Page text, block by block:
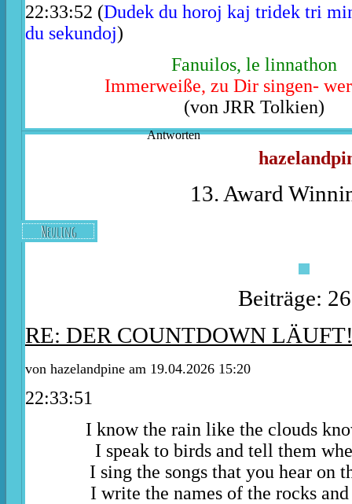
22:33:52 (Dudek du horoj kaj tridek tri
du sekundoj)
Fanuilos, le linnathon
Immerweiße, zu Dir singen-
(von JRR Tolkien)
Antworten
13. Award
Neuling
Beiträge:
RE: DER COUNTDOWN
von hazelandpine am 19.04.2026 15:20
22:33:51
I know the rain like the clouds
I speak to birds and tell them
I sing the songs that you hear on
I write the names of the rocks